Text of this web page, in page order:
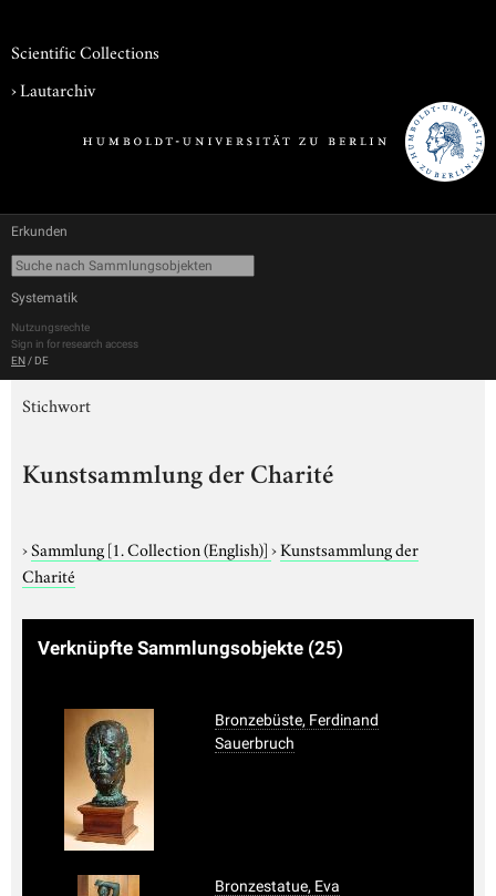
Scientific Collections
›Lautarchiv
Erkunden
Systematik
Nutzungsrechte
Sign in for research access
EN / DE
Stichwort
Kunstsammlung der Charité
›Sammlung[1. Collection (English)]›Kunstsammlung der
Charité
Verknüpfte Sammlungsobjekte (25)
Bronzebüste, Ferdinand
Sauerbruch
Bronzestatue, Eva